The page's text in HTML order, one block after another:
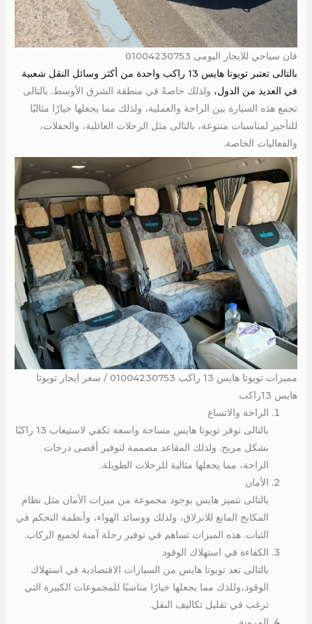
فان سياحي للايجار اليومى 01004230753
بالتالى تعتبر تويوتا هايس 13 راكب واحدة من أكثر وسائل النقل شعبية
في العديد من الدول، ولذلك خاصةً في منطقة الشرق الأوسط. بالتالى
تجمع هذه السيارة بين الراحة والعملية، ولذلك مما يجعلها خيارًا مثاليًا
للتأجير لمناسبات متنوعة، بالتالى مثل الرحلات العائلية، والحفلات،
والفعاليات الخاصة.
مميزات تويوتا هايس 13 راكب 01004230753 / سعر ايجار تويوتا
هايس 13راكب
الراحة والاتساع
بالتالى توفر تويوتا هايس مساحة واسعة تكفي لاستيعاب 13 راكبًا
بشكل مريح. ولذلك المقاعد مصممة لتوفير أقصى درجات
الراحة، مما يجعلها مثالية للرحلات الطويلة.
الأمان
بالتالى تتميز هايس بوجود مجموعة من ميزات الأمان مثل نظام
المكابح المانع للانزلاق، ولذلك ووسائد الهواء، وأنظمة التحكم في
الثبات. هذه الميزات تساهم في توفير رحلة آمنة لجميع الركاب.
الكفاءة في استهلاك الوقود
بالتالى تعد تويوتا هايس من السيارات الاقتصادية في استهلاك
الوقود،وللذك مما يجعلها خيارًا مناسبًا للمجموعات الكبيرة التي
ترغب في تقليل تكاليف النقل.